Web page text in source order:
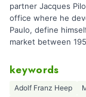
partner Jacques
office where he
Paulo, define
market between
keywords
Adolf Franz Heep